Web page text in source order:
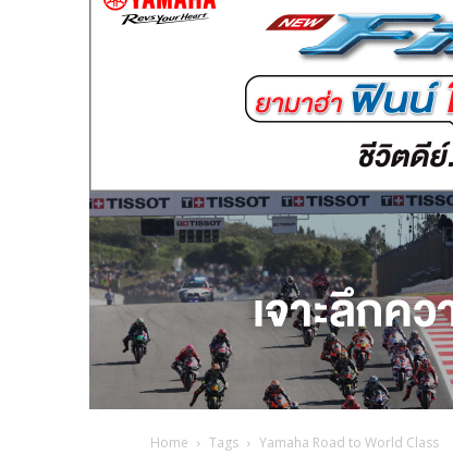
Home Tags Yamaha Road to World Class